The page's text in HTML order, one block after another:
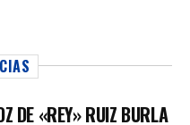
DE «REY» RUIZ BURLA